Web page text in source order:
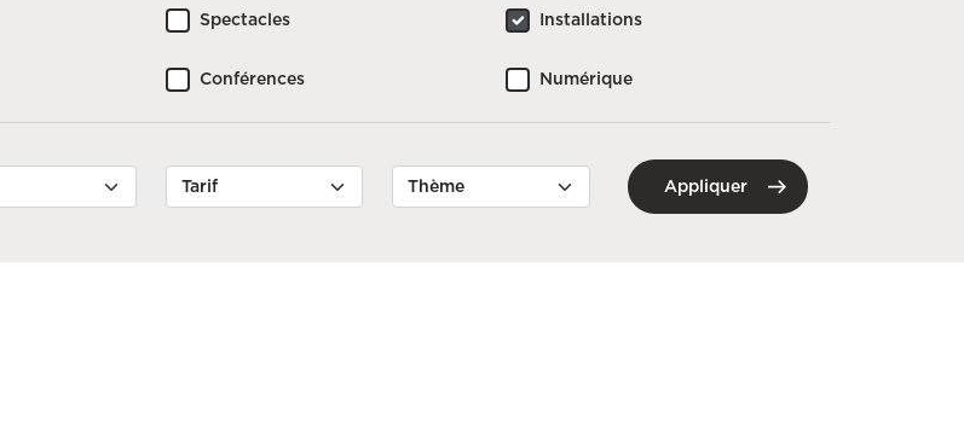
Spectacles Installations
Conférences Numérique